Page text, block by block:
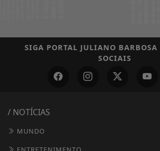
SIGA PORTAL JULIANO BARBOSA
SOCIAIS
/ NOTÍCIAS
MUNDO